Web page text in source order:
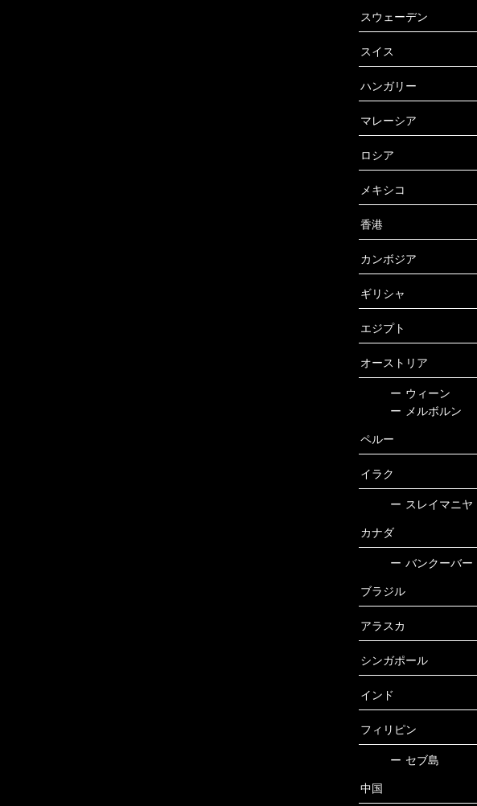
スウェーデン
スイス
ハンガリー
マレーシア
ロシア
メキシコ
香港
カンボジア
ギリシャ
エジプト
オーストリア
ー ウィーン
ー
メルボルン
ペルー
イラク
ー スレイマニヤ
カナダ
ー バンクーバー
ブラジル
アラスカ
シンガポール
インド
フィリピン
ー セブ島
中国